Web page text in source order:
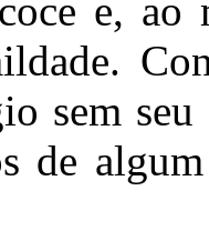
e, ao
sem
de